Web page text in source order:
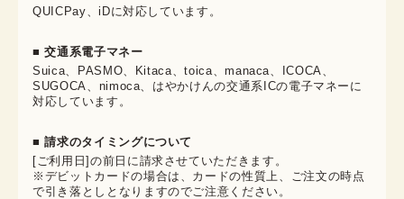
QUICPay、iDに対応しています。
■ 交通系電子マネー
Suica、PASMO、Kitaca、toica、manaca、ICOCA、
SUGOCA、nimoca、はやかけんの交通系ICの電子マネーに
対応しています。
■ 請求のタイミングについて
[ご利用日]の前日に請求させていただきます。
※デビットカードの場合は、カードの性質上、ご注文の時点
で引き落としとなりますのでご注意ください。